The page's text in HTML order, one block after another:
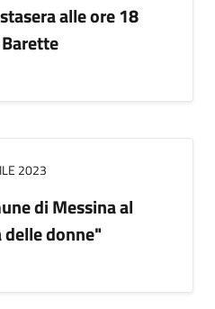
alle ore 18
2023
di Messina al
delle donne"